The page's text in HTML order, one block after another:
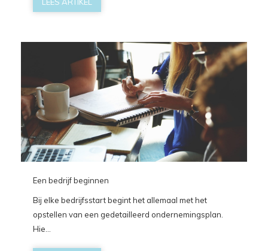
LEES ARTIKEL
Een bedrijf beginnen
Bij elke bedrijfsstart begint het allemaal met het
opstellen van een gedetailleerd ondernemingsplan.
Hie...